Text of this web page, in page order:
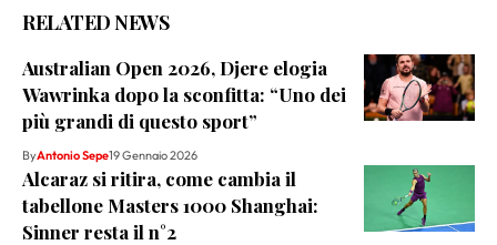
RELATED NEWS
Australian Open 2026, Djere elogia
Wawrinka dopo la sconfitta: “Uno dei
più grandi di questo sport”
ByAntonio Sepe19 Gennaio 2026
Alcaraz si ritira, come cambia il
tabellone Masters 1000 Shanghai:
Sinner resta il n°2